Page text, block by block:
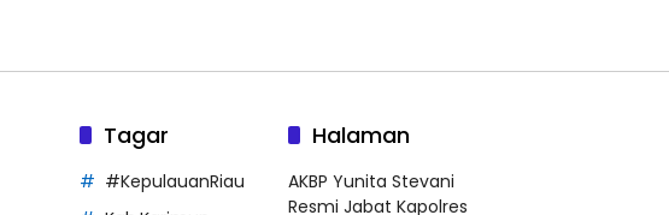
Tagar
#KepulauanRiau
Halaman
AKBP Yunita Stevani
Resmi Jabat Kapolres